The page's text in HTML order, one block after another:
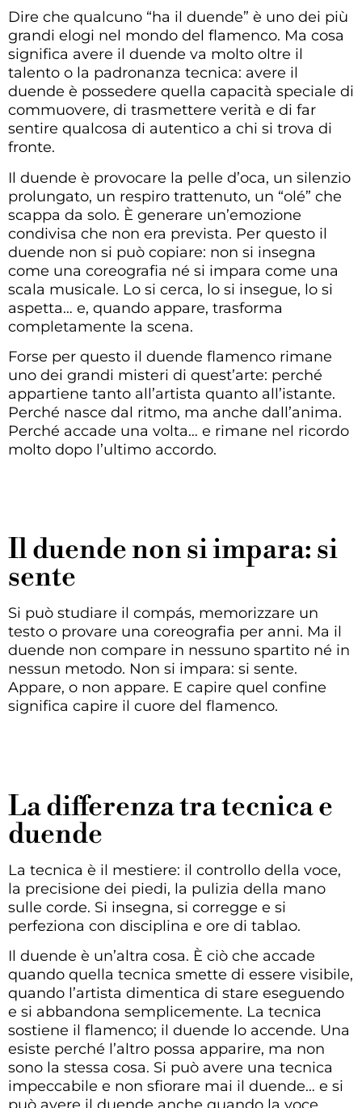
Dire che qualcuno “ha il duende” è uno dei più
grandi elogi nel mondo del flamenco. Ma cosa
significa avere il duende va molto oltre il
talento o la padronanza tecnica: avere il
duende è possedere quella capacità speciale di
commuovere, di trasmettere verità e di far
sentire qualcosa di autentico a chi si trova di
fronte.
Il duende è provocare la pelle d’oca, un silenzio
prolungato, un respiro trattenuto, un “olé” che
scappa da solo. È generare un’emozione
condivisa che non era prevista. Per questo il
duende non si può copiare: non si insegna
come una coreografia né si impara come una
scala musicale. Lo si cerca, lo si insegue, lo si
aspetta… e, quando appare, trasforma
completamente la scena.
Forse per questo il duende flamenco rimane
uno dei grandi misteri di quest’arte: perché
appartiene tanto all’artista quanto all’istante.
Perché nasce dal ritmo, ma anche dall’anima.
Perché accade una volta… e rimane nel ricordo
molto dopo l’ultimo accordo.
Il duende non si impara: si
sente
Si può studiare il compás, memorizzare un
testo o provare una coreografia per anni. Ma il
duende non compare in nessuno spartito né in
nessun metodo. Non si impara: si sente.
Appare, o non appare. E capire quel confine
significa capire il cuore del flamenco.
La differenza tra tecnica e
duende
La tecnica è il mestiere: il controllo della voce,
la precisione dei piedi, la pulizia della mano
sulle corde. Si insegna, si corregge e si
perfeziona con disciplina e ore di tablao.
Il duende è un’altra cosa. È ciò che accade
quando quella tecnica smette di essere visibile,
quando l’artista dimentica di stare eseguendo
e si abbandona semplicemente. La tecnica
sostiene il flamenco; il duende lo accende. Una
esiste perché l’altro possa apparire, ma non
sono la stessa cosa. Si può avere una tecnica
impeccabile e non sfiorare mai il duende… e si